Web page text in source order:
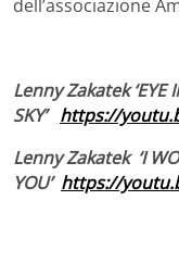
dell’associazione
Lenny Zakatek ‘EYE
SKY’ https://
Lenny Zakatek ‘I
YOU’ https://